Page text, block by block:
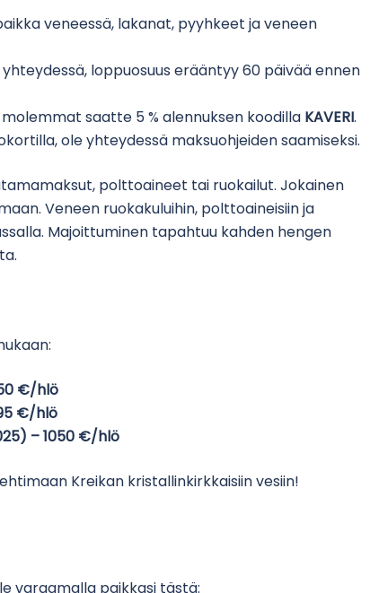
veneessä, lakanat, pyyhkeet ja veneen
loppuosuus erääntyy 60 päivää ennen
saatte 5 % alennuksen koodilla KAVERI.
ole yhteydessä maksuohjeiden saamiseksi.
polttoaineet tai ruokailut. Jokainen
Veneen ruokakuluihin, polttoaineisiin ja
Majoittuminen tapahtuu kahden hengen
€/hlö
€/hlö
– 1050 €/hlö
Kreikan kristallinkirkkaisiin vesiin!
varaamalla paikkasi tästä: